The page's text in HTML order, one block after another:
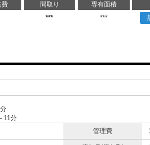
費 間取り 専有面積
*** ***
11分
管理費